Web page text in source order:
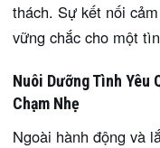
thách. Sự kết nối
vững chắc cho một
Nuôi Dưỡng Tình Yêu
Chạm Nhẹ
Ngoài hành động và